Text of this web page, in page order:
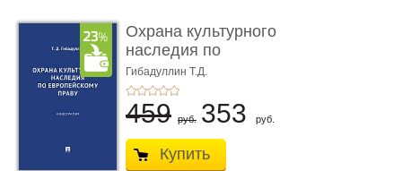
Охрана культурного
наследия по
европейскому п ...
Гибадуллин Т.Д.
459 руб. 353 руб.
Купить